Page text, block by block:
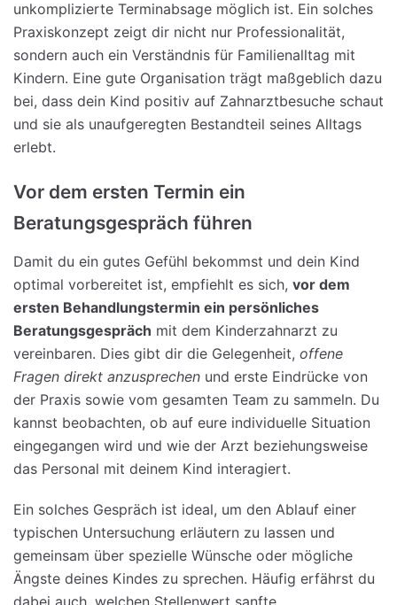
unkomplizierte Terminabsage möglich ist. Ein solches
Praxiskonzept zeigt dir nicht nur Professionalität,
sondern auch ein Verständnis für Familienalltag mit
Kindern. Eine gute Organisation trägt maßgeblich dazu
bei, dass dein Kind positiv auf Zahnarztbesuche schaut
und sie als unaufgeregten Bestandteil seines Alltags
erlebt.
Vor dem ersten Termin ein
Beratungsgespräch führen
Damit du ein gutes Gefühl bekommst und dein Kind
optimal vorbereitet ist, empfiehlt es sich, vor dem
ersten Behandlungstermin ein persönliches
Beratungsgespräch mit dem Kinderzahnarzt zu
vereinbaren. Dies gibt dir die Gelegenheit, offene
Fragen direkt anzusprechen und erste Eindrücke von
der Praxis sowie vom gesamten Team zu sammeln. Du
kannst beobachten, ob auf eure individuelle Situation
eingegangen wird und wie der Arzt beziehungsweise
das Personal mit deinem Kind interagiert.
Ein solches Gespräch ist ideal, um den Ablauf einer
typischen Untersuchung erläutern zu lassen und
gemeinsam über spezielle Wünsche oder mögliche
Ängste deines Kindes zu sprechen. Häufig erfährst du